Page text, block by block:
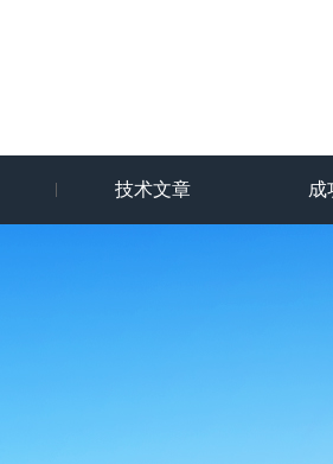
技术文章 成